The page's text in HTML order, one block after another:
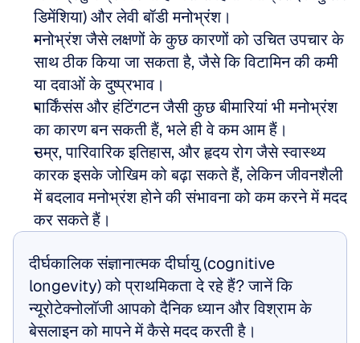
डिमेंशिया) और लेवी बॉडी मनोभ्रंश।
मनोभ्रंश जैसे लक्षणों के कुछ कारणों को उचित उपचार के
साथ ठीक किया जा सकता है, जैसे कि विटामिन की कमी
या दवाओं के दुष्प्रभाव।
पार्किंसंस और हंटिंगटन जैसी कुछ बीमारियां भी मनोभ्रंश
का कारण बन सकती हैं, भले ही वे कम आम हैं।
उम्र, पारिवारिक इतिहास, और हृदय रोग जैसे स्वास्थ्य
कारक इसके जोखिम को बढ़ा सकते हैं, लेकिन जीवनशैली
में बदलाव मनोभ्रंश होने की संभावना को कम करने में मदद
कर सकते हैं।
दीर्घकालिक संज्ञानात्मक दीर्घायु (cognitive
longevity) को प्राथमिकता दे रहे हैं? जानें कि
न्यूरोटेक्नोलॉजी आपको दैनिक ध्यान और विश्राम के
बेसलाइन को मापने में कैसे मदद करती है।